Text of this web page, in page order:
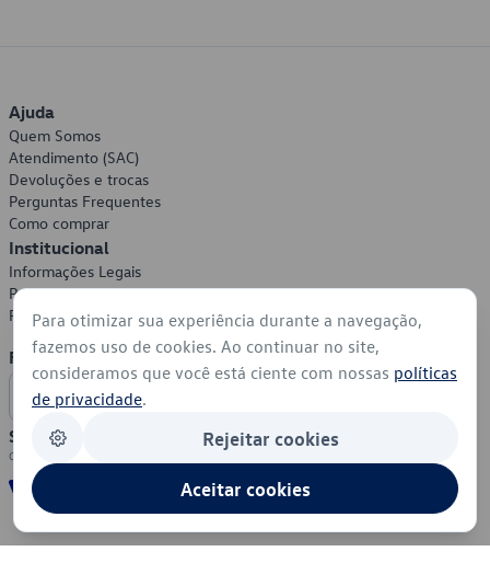
Ajuda
Quem Somos
Atendimento (SAC)
Devoluções e trocas
Perguntas Frequentes
Como comprar
Institucional
Informações Legais
Política de Privacidade
Política de Cookies
Formas de Pagamento
Segurança
Para otimizar sua experiência durante a navegação,
fazemos uso de cookies. Ao continuar no site,
consideramos que você está ciente com nossas políticas
de privacidade.
Rejeitar cookies
Aceitar cookies